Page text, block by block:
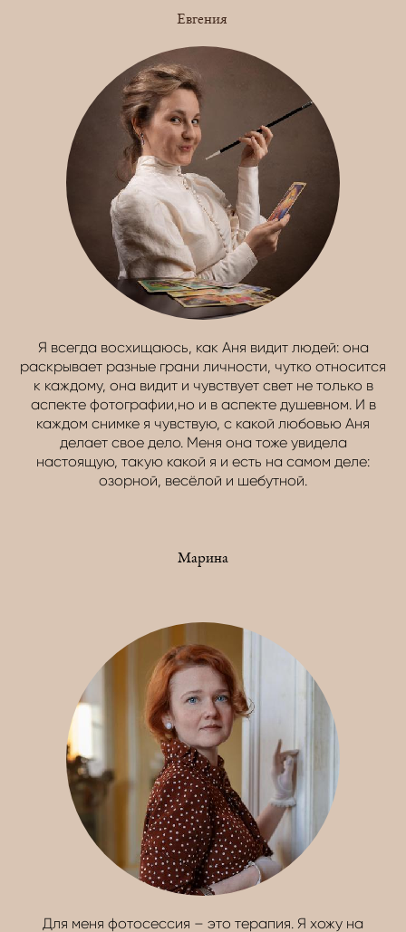
Евгения
Я всегда восхищаюсь, как Аня видит людей: она
раскрывает разные грани личности, чутко относится
к каждому, она видит и чувствует свет не только в
аспекте фотографии,но и в аспекте душевном. И в
каждом снимке я чувствую, с какой любовью Аня
делает свое дело. Меня она тоже увидела
настоящую, такую какой я и есть на самом деле:
озорной, весёлой и шебутной.
Марина
Для меня фотосессия – это терапия. Я хожу на